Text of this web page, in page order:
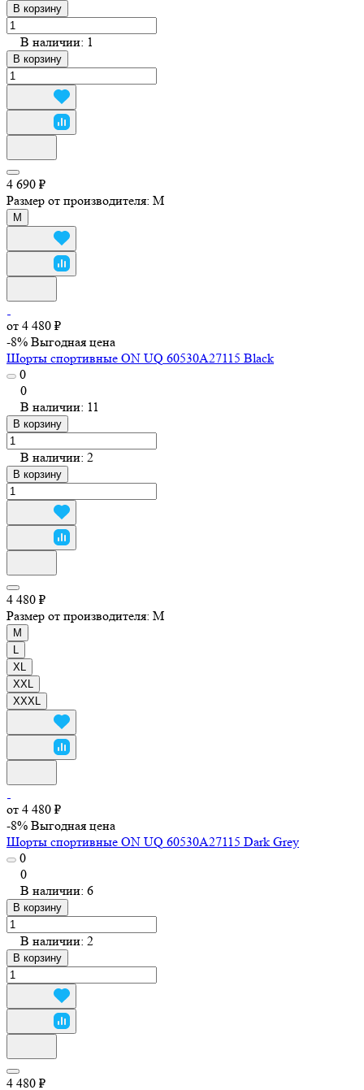
В корзину
В наличии: 1
В корзину
4 690 ₽
Размер от производителя: M
M
от 4 480 ₽
-8% Выгодная цена
Шорты спортивные ON UQ 60530A27115 Black
0
0
В наличии: 11
В корзину
В наличии: 2
В корзину
4 480 ₽
Размер от производителя: M
M
XL
XXL
XXXL
от 4 480 ₽
-8% Выгодная цена
Шорты спортивные ON UQ 60530A27115 Dark Grey
0
0
В наличии: 6
В корзину
В наличии: 2
В корзину
4 480 ₽